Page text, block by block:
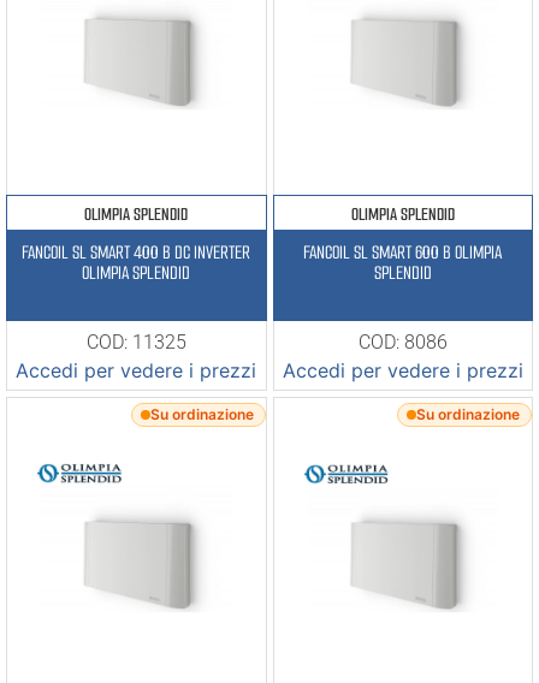
OLIMPIA SPLENDID
FANCOIL SL SMART 400 B DC INVERTER
OLIMPIA SPLENDID
COD: 11325
Accedi per vedere i prezzi
OLIMPIA SPLENDID
FANCOIL SL SMART 600 B OLIMPIA
SPLENDID
COD: 8086
Accedi per vedere i prezzi
Su ordinazione Su ordinazione